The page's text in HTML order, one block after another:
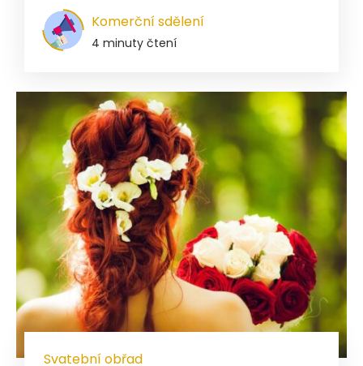
Komerční sdělení
4 minuty čtení
Svatební obřad